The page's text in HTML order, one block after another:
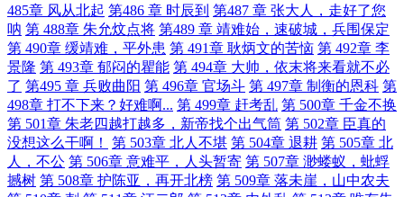
485章 风从北起 第486 章 时辰到 第487 章 张大人，走好了您
呐 第 488章 朱允炆点将 第489 章 靖难始，速破城，兵围保定
第 490章 缓靖难，平外患 第 491章 耿炳文的苦恼 第 492章 李
景隆 第 493章 郁闷的瞿能 第 494章 大帅，依末将来看就不必
了 第495 章 兵败曲阳 第 496章 官场斗 第 497章 制衡的恩科 第
498章 打不下来？好难啊... 第 499章 赶考乱 第 500章 千金不换
第 501章 朱老四越打越多，新帝找个出气筒 第 502章 臣真的
没想这么干啊！
第 503章 北人不堪 第 504章 退耕 第 505章 北
人，不公 第 506章 意难平，人头暂寄 第 507章 渺蝼蚁，蚍蜉
撼树 第 508章 护陈亚，再开北榜 第 509章 落未崖，山中农夫